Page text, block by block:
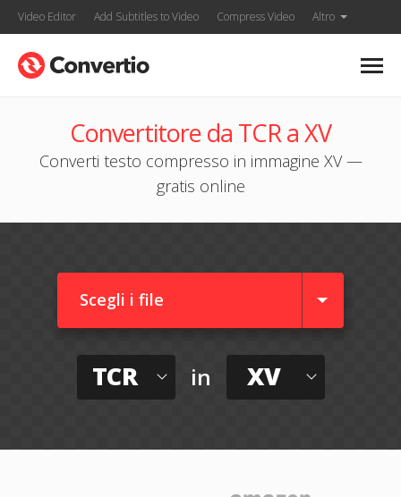
Video Editor Add Subtitles to Video Compress Video Altro
Convertitore da TCR a XV
Converti testo compresso in immagine XV —
gratis online
Scegli i file
TCR in XV